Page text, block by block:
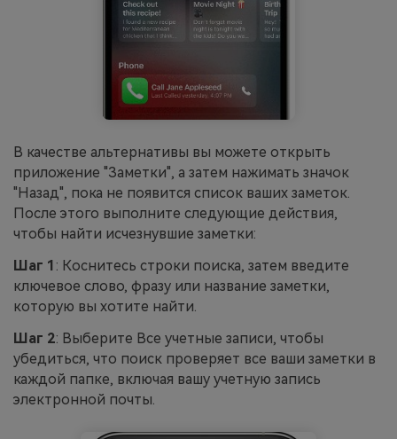
В качестве альтернативы вы можете открыть
приложение "Заметки", а затем нажимать значок
"Назад", пока не появится список ваших заметок.
После этого выполните следующие действия,
чтобы найти исчезнувшие заметки:
Шаг 1 : Коснитесь строки поиска, затем введите
ключевое слово, фразу или название заметки,
которую вы хотите найти.
Шаг 2: Выберите Все учетные записи, чтобы
убедиться, что поиск проверяет все ваши заметки в
каждой папке, включая вашу учетную запись
электронной почты.